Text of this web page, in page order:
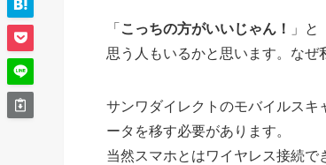
「 こっちの方がいいじゃん！
」と
思う人もいるかと思います。な
サンワダイレクトのモバイルス
ータを移す必要があります。
当然スマホとはワイヤレス接続で